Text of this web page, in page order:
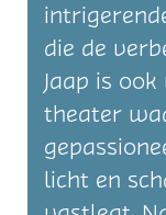
die de
Jaap is
theater
licht en